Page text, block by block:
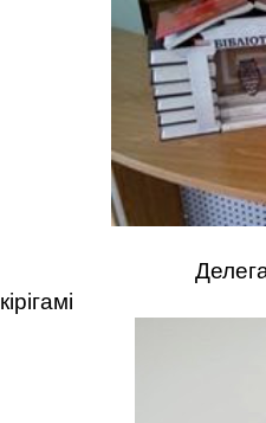
Делегація із
кірігамі